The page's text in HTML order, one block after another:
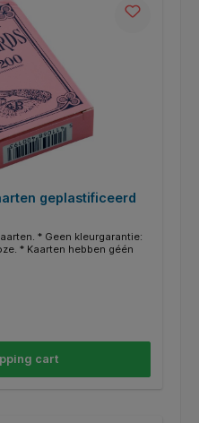
geplastificeerd
* Geen kleurgarantie:
* Kaarten hebben géén
cart